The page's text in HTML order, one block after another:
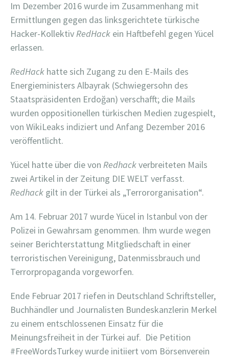
Im Dezember 2016 wurde im Zusammenhang mit
Ermittlungen gegen das linksgerichtete türkische
Hacker-KollektivRedHack ein Haftbefehl gegen Yücel
erlassen.
RedHack hatte sich Zugang zu den E-Mails des
Energieministers Albayrak (Schwiegersohn des
Staatspräsidenten Erdoğan) verschafft; die Mails
wurden oppositionellen türkischen Medien zugespielt,
von WikiLeaks indiziert und Anfang Dezember 2016
veröffentlicht.
Yücel hatte über die von Redhackverbreiteten Mails
zwei Artikel in der Zeitung DIE WELT verfasst.
Redhack gilt in der Türkei als „Terrororganisation“.
Am 14. Februar 2017 wurde Yücel in Istanbul von der
Polizei in Gewahrsam genommen. Ihm wurde wegen
seiner Berichterstattung Mitgliedschaft in einer
terroristischen Vereinigung, Datenmissbrauch und
Terrorpropaganda vorgeworfen.
Ende Februar 2017 riefen in Deutschland Schriftsteller,
Buchhändler und Journalisten Bundeskanzlerin Merkel
zu einem entschlossenen Einsatz für die
Meinungsfreiheit in der Türkei auf. Die Petition
#FreeWordsTurkey wurde initiiert vom Börsenverein